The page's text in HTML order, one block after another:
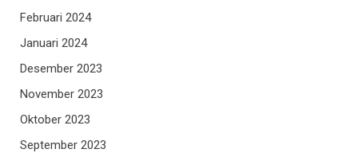
Februari 2024
Januari 2024
Desember 2023
November 2023
Oktober 2023
September 2023